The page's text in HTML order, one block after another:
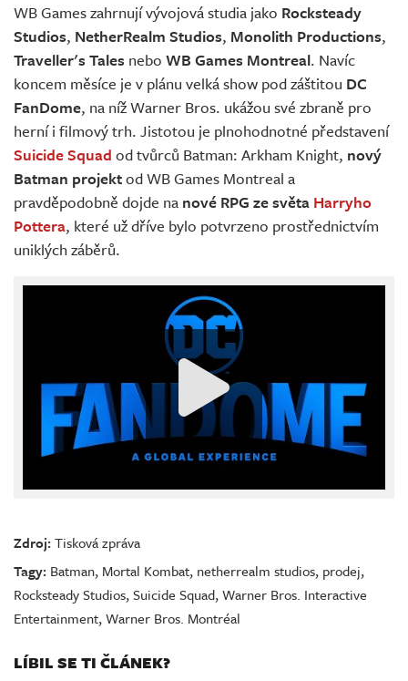
WB Games zahrnují vývojová studia jako Rocksteady
Studios, NetherRealm Studios, Monolith Productions,
Traveller's Tales nebo WB Games Montreal. Navíc
koncem měsíce je v plánu velká show pod záštitou DC
FanDome, na níž Warner Bros. ukážou své zbraně pro
herní i filmový trh. Jistotou je plnohodnotné představení
Suicide Squad od tvůrců Batman: Arkham Knight, nový
Batman projektod WB Games Montreal a
pravděpodobně dojde na nové RPG ze světa Harryho
Pottera, které už dříve bylo potvrzeno prostřednictvím
uniklých záběrů.
Zdroj:Tisková zpráva
Tagy: Batman, Mortal Kombat, netherrealm studios, prodej,
Rocksteady Studios,Suicide Squad,Warner Bros. Interactive
Entertainment,Warner Bros. Montréal
LÍBIL SE TI ČLÁNEK?